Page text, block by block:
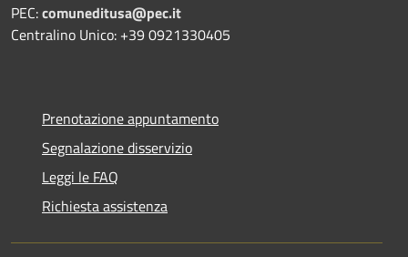
PEC:comuneditusa@pec.it
Centralino Unico: +39 0921330405
Prenotazione appuntamento
Segnalazione disservizio
Leggi le FAQ
Richiesta assistenza